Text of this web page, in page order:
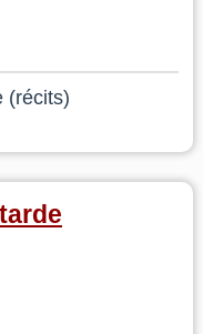
(récits)